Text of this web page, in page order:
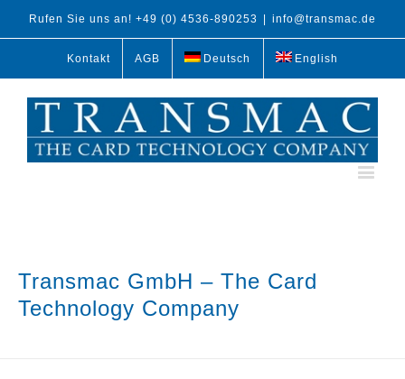
Rufen Sie uns an! +49 (0) 4536-890253 info@transmac.de
Kontakt AGB Deutsch English
Transmac GmbH – The Card
Technology Company